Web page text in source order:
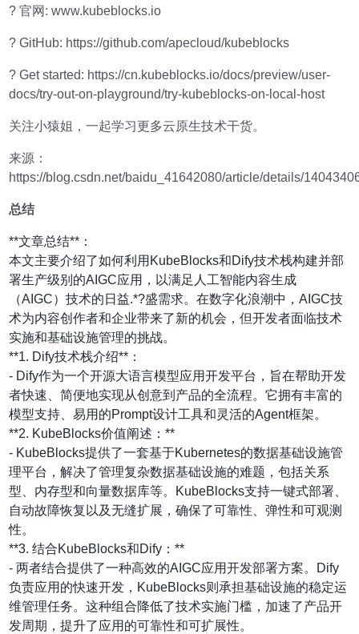
? 官网: www.kubeblocks.io
? GitHub: https://github.com/apecloud/kubeblocks
? Get started: https://cn.kubeblocks.io/docs/preview/user-
docs/try-out-on-playground/try-kubeblocks-on-local-host
关注小猿姐，一起学习更多云原生技术干货。
来源：
https://blog.csdn.net/baidu_41642080/article/details/
总结
**文章总结**：
本文主要介绍了如何利用KubeBlocks和Dify技术栈构建并部
署生产级别的AIGC应用，以满足人工智能内容生成
（AIGC）技术的日益.*?盛需求。在数字化浪潮中，AIGC技
术为内容创作者和企业带来了新的机会，但开发者面临技术
实施和基础设施管理的挑战。
**1. Dify技术栈介绍**：
- Dify作为一个开源大语言模型应用开发平台，旨在帮助开发
者快速、简便地实现从创意到产品的全流程。它拥有丰富的
模型支持、易用的Prompt设计工具和灵活的Agent框架。
**2. KubeBlocks价值阐述：**
- KubeBlocks提供了一套基于Kubernetes的数据基础设施管
理平台，解决了管理复杂数据基础设施的难题，包括关系
型、内存型和向量数据库等。KubeBlocks支持一键式部署、
自动故障恢复以及无缝扩展，确保了可靠性、弹性和可观测
性。
**3. 结合KubeBlocks和Dify：**
- 两者结合提供了一种高效的AIGC应用开发部署方案。Dify
负责应用的快速开发，KubeBlocks则承担基础设施的稳定运
维管理任务。这种组合降低了技术实施门槛，加速了产品开
发周期，提升了应用的可靠性和可扩展性。